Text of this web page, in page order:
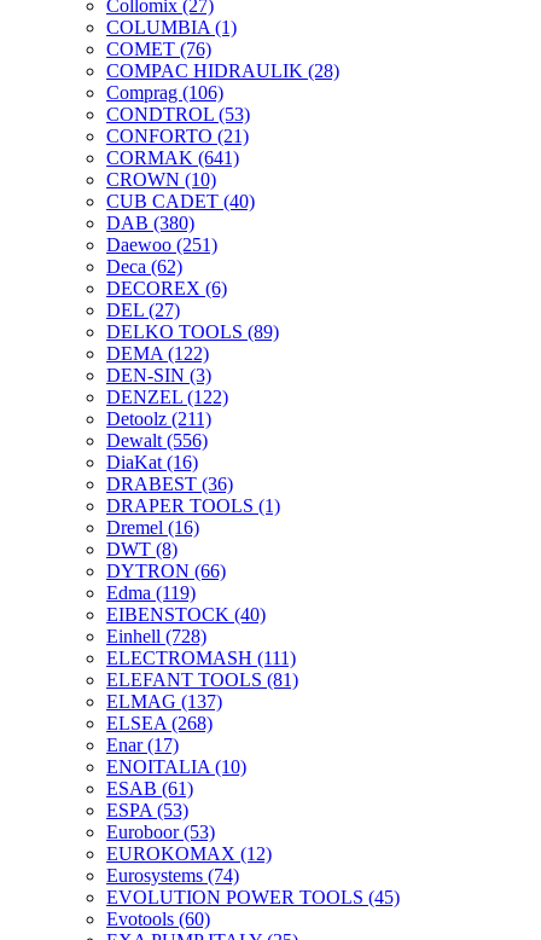
Collomix (27)
COLUMBIA (1)
COMET (76)
COMPAC HIDRAULIK (28)
Comprag (106)
CONDTROL (53)
CONFORTO (21)
CORMAK (641)
CROWN (10)
CUB CADET (40)
DAB (380)
Daewoo (251)
Deca (62)
DECOREX (6)
DEL (27)
DELKO TOOLS (89)
DEMA (122)
DEN-SIN (3)
DENZEL (122)
Detoolz (211)
Dewalt (556)
DiaKat (16)
DRABEST (36)
DRAPER TOOLS (1)
Dremel (16)
DWT (8)
DYTRON (66)
Edma (119)
EIBENSTOCK (40)
Einhell (728)
ELECTROMASH (111)
ELEFANT TOOLS (81)
ELMAG (137)
ELSEA (268)
Enar(17)
ENOITALIA (10)
ESAB (61)
ESPA (53)
Euroboor(53)
EUROKOMAX (12)
Eurosystems (74)
EVOLUTION POWER TOOLS (45)
Evotools (60)